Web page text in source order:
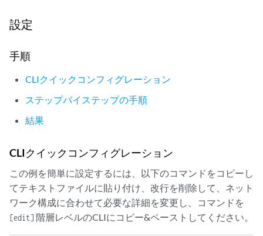
設定
手順
CLIクイックコンフィグレーション
ステップバイステップの手順
結果
CLIクイックコンフィグレーション
この例を簡単に設定するには、以下のコマンドをコピーし
てテキストファイルに貼り付け、改行を削除して、ネット
ワーク構成に合わせて必要な詳細を変更し、コマンドを
[edit] 階層レベルのCLIにコピー&ペーストしてください。